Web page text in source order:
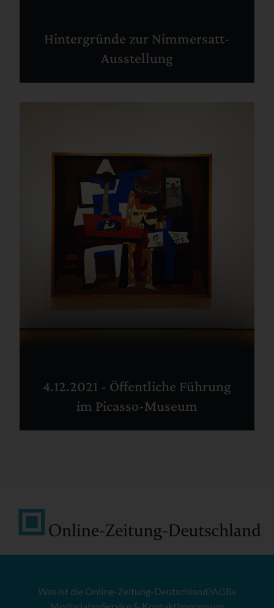
Hintergründe zur Nimmersatt-
Ausstellung
4.12.2021 - Öffentliche Führung
im Picasso-Museum
Was ist die Online-Zeitung-Deutschland?AGBs
MediadatenService & KontaktImpressum